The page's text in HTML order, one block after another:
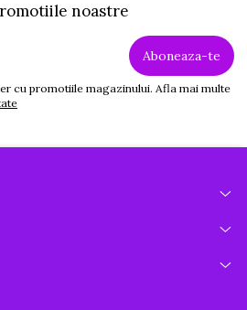
noastre
cu promotiile magazinului. Afla mai multe